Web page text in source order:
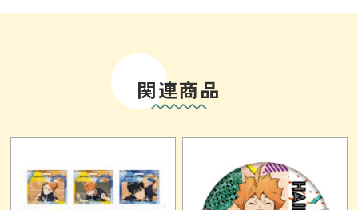
関連商品